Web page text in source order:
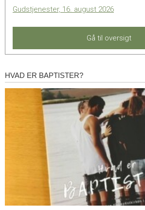
Gudstjenester, 16. august 2026
Gå til oversigt
Hvad
HVAD ER BAPTISTER?